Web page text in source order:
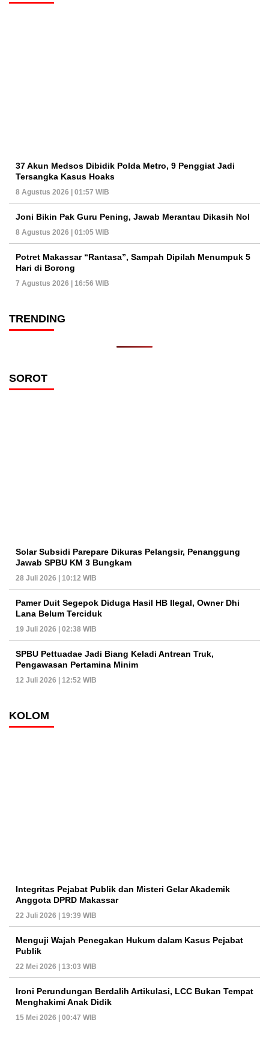
37 Akun Medsos Dibidik Polda Metro, 9 Penggiat Jadi
Tersangka Kasus Hoaks
8 Agustus 2026 | 01:57 WIB
Joni Bikin Pak Guru Pening, Jawab Merantau Dikasih Nol
8 Agustus 2026 | 01:05 WIB
Potret Makassar “Rantasa”, Sampah Dipilah Menumpuk 5
Hari di Borong
7 Agustus 2026 | 16:56 WIB
TRENDING
SOROT
Solar Subsidi Parepare Dikuras Pelangsir, Penanggung
Jawab SPBU KM 3 Bungkam
28 Juli 2026 | 10:12 WIB
Pamer Duit Segepok Diduga Hasil HB Ilegal, Owner Dhi
Lana Belum Terciduk
19 Juli 2026 | 02:38 WIB
SPBU Pettuadae Jadi Biang Keladi Antrean Truk,
Pengawasan Pertamina Minim
12 Juli 2026 | 12:52 WIB
KOLOM
Integritas Pejabat Publik dan Misteri Gelar Akademik
Anggota DPRD Makassar
22 Juli 2026 | 19:39 WIB
Menguji Wajah Penegakan Hukum dalam Kasus Pejabat
Publik
22 Mei 2026 | 13:03 WIB
Ironi Perundungan Berdalih Artikulasi, LCC Bukan Tempat
Menghakimi Anak Didik
15 Mei 2026 | 00:47 WIB